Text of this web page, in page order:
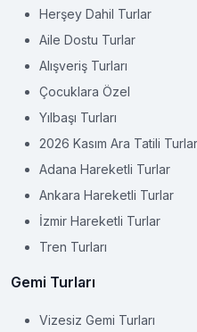
Herşey Dahil Turlar
Aile Dostu Turlar
Alışveriş Turları
Çocuklara Özel
Yılbaşı Turları
2026 Kasım Ara Tatili
Adana Hareketli Turlar
Ankara Hareketli Turlar
İzmir Hareketli Turlar
Tren Turları
Gemi Turları
Vizesiz Gemi Turları